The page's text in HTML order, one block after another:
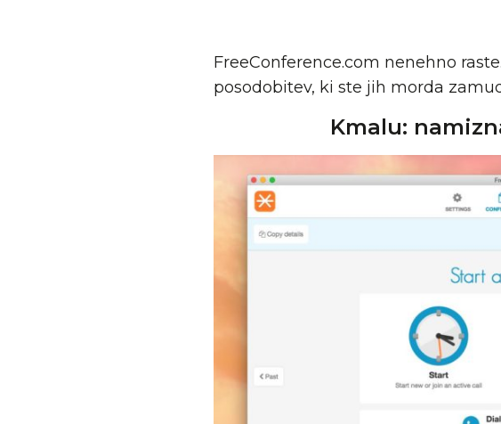
FreeConference.com nenehno
posodobitev, ki ste jih morda
Kmalu: